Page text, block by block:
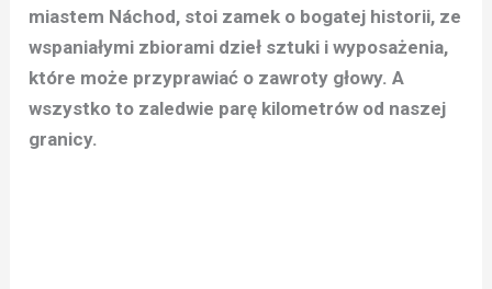
miastem Náchod, stoi zamek o bogatej historii, ze
wspaniałymi zbiorami dzieł sztuki i wyposażenia,
które może przyprawiać o zawroty głowy. A
wszystko to zaledwie parę kilometrów od naszej
granicy.